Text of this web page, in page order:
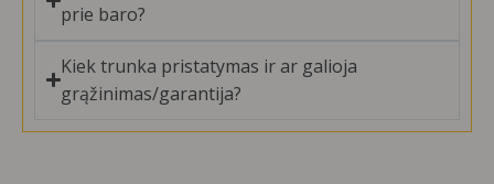
prie baro?
Kiek trunka pristatymas ir ar galioja
grąžinimas/garantija?